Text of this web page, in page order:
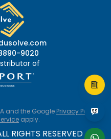
9020
of
and the Google Privacy Policy
apply.
RIGHTS RESERVED